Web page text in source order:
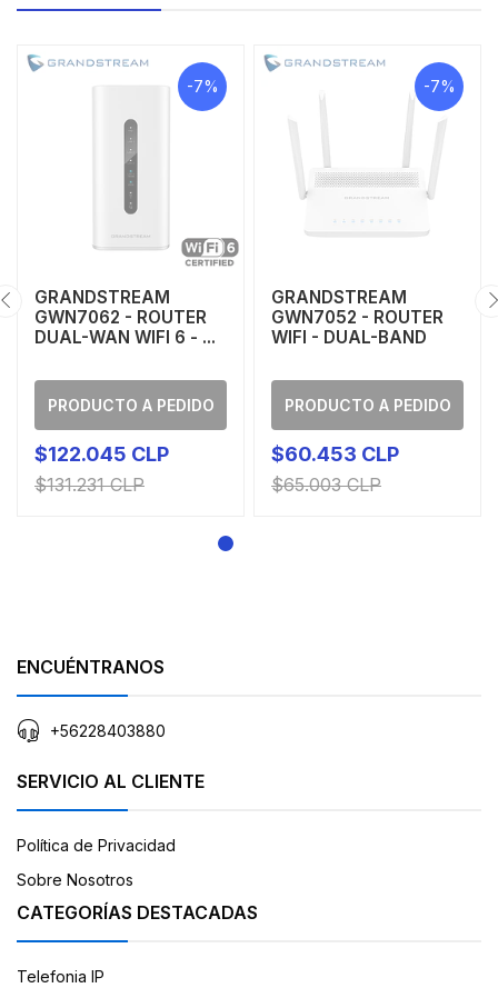
-7%
GRANDSTREAM
GWN7062 - ROUTER
DUAL-WAN WIFI 6 - ...
PRODUCTO A PEDIDO
$122.045 CLP
$131.231 CLP
-7%
GRANDSTREAM
GWN7052 - ROUTER
WIFI - DUAL-BAND
PRODUCTO A PEDIDO
$60.453 CLP
$65.003 CLP
ENCUÉNTRANOS
+56228403880
SERVICIO AL CLIENTE
Política de Privacidad
Sobre Nosotros
CATEGORÍAS DESTACADAS
Telefonia IP